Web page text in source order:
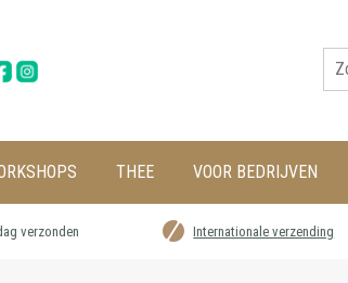
THEE VOOR BEDRIJVEN
verzonden Internationale verzending